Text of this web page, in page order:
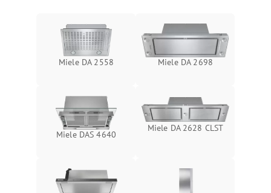
Miele DA 2558 Miele DA 2698
Miele DAS 4640
Miele DA 2628 CLST